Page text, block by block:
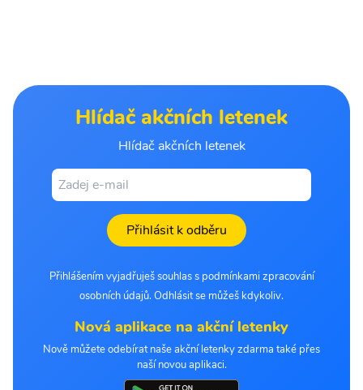
Hlídač akčních letenek
Hlídač akčních letenek
Přihlásit k odběru
Přihlášením vyjadřuješ souhlas s podmínkami zpracování
osobních údajů. Odhlásit se můžeš kdykoliv.
Nová aplikace na akční letenky
Nově můžete odebírat naše akční letenky zdarma také přes
naší novou aplikaci.